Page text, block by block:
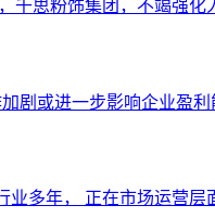
千思粉饰集团，不竭强化
剧或进一步影响企业盈
多年， 正在市场运营层